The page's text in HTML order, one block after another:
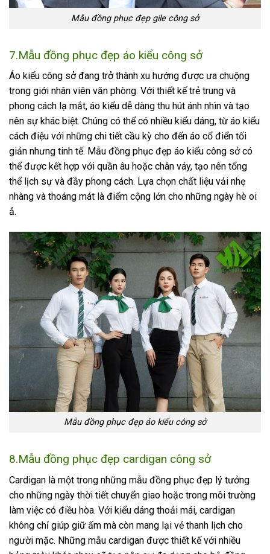
Mẫu đồng phục đẹp gile công sở
7.Mẫu đồng phục đẹp áo kiểu công sở
Áo kiểu công sở đang trở thành xu hướng được ưa chuộng
trong giới nhân viên văn phòng. Với thiết kế trẻ trung và
phong cách lạ mắt, áo kiểu dễ dàng thu hút ánh nhìn và tạo
nên sự khác biệt. Chúng có thể có nhiều kiểu dáng, từ áo kiểu
cách điệu với những chi tiết cầu kỳ cho đến áo cổ điển tối
giản nhưng tinh tế. Mẫu đồng phục đẹp áo kiểu công sở có
thể được kết hợp với quần âu hoặc chân váy, tạo nên tổng
thể lịch sự và đầy phong cách. Lựa chọn chất liệu vải nhẹ
nhàng và thoáng mát là điểm cộng lớn cho những ngày hè oi
ả.
Mẫu đồng phục đẹp áo kiểu công sở
8.Mẫu đồng phục đẹp cardigan công sở
Cardigan là một trong những mẫu đồng phục đẹp lý tưởng
cho những ngày thời tiết chuyển giao hoặc trong môi trường
làm việc có điều hòa. Với kiểu dáng thoải mái, cardigan
không chỉ giúp giữ ấm mà còn mang lại vẻ thanh lịch cho
người mặc. Những mẫu cardigan được thiết kế với nhiều